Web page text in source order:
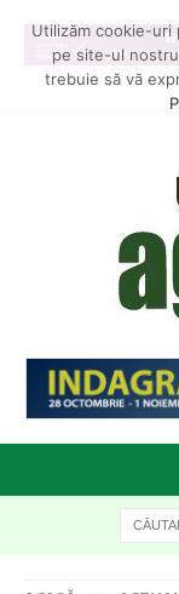
Utilizăm cookie-uri
pe site-ul
trebuie să vă